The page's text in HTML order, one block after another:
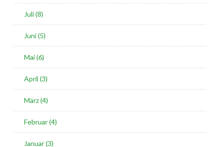
Juli (8)
Juni (5)
Mai (6)
April (3)
März (4)
Februar (4)
Januar (3)